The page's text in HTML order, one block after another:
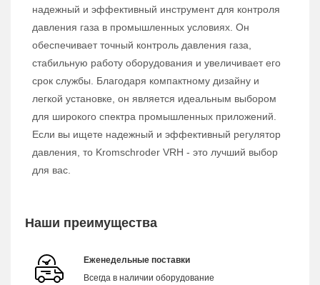
надежный и эффективный инструмент для контроля
давления газа в промышленных условиях. Он
обеспечивает точный контроль давления газа,
стабильную работу оборудования и увеличивает его
срок службы. Благодаря компактному дизайну и
легкой установке, он является идеальным выбором
для широкого спектра промышленных приложений.
Если вы ищете надежный и эффективный регулятор
давления, то Kromschroder VRH - это лучший выбор
для вас.
Наши преимущества
Еженедельные поставки
Всегда в наличии оборудование